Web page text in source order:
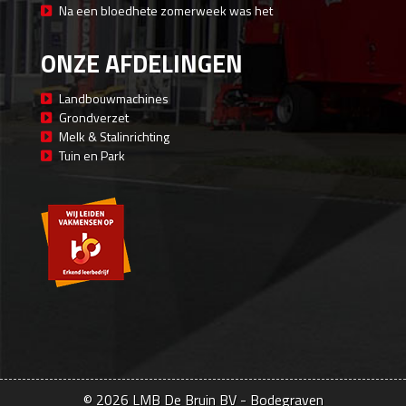
Na een bloedhete zomerweek was het
ONZE AFDELINGEN
Landbouwmachines
Grondverzet
Melk & Stalinrichting
Tuin en Park
© 2026 LMB De Bruin BV - Bodegraven